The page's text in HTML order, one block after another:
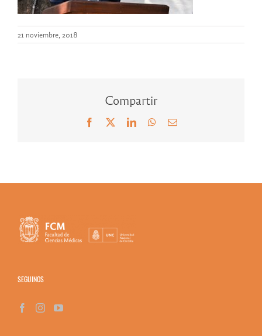
21 noviembre, 2018
Compartir
Facebook LinkedInWhatsApp
Correo
SEGUINOS